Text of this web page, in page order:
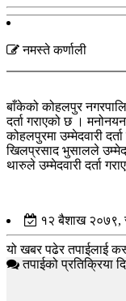
नमस्ते कर्णाली
बाँकेको कोहलपुर
दर्ता गराएको छ ।
कोहलपुरमा उम्मेदवारी
खिलप्रसाद भुसालले
थारुले उम्मेदवारी दर्ता
१२ बैशाख २०७९,
यो खबर पढेर तपाईलाई
तपाईको प्रतिक्रिया